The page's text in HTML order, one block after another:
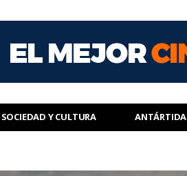
SOCIEDAD Y CULTURA ANTÁRTIDA